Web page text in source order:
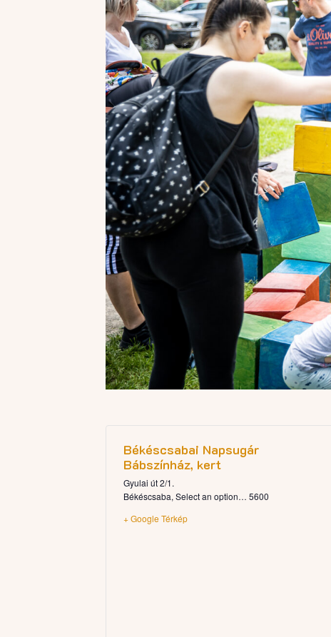
Békéscsabai Napsugár
Bábszínház, kert
Gyulai út 2/1.
Békéscsaba, Select an option… 5600
+ Google Térkép